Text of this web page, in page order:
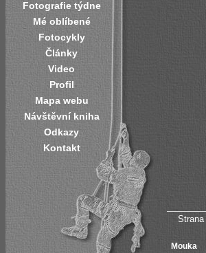
Fotografie týdne
Mé oblíbené
Fotocykly
Články
Video
Profil
Mapa webu
Návštěvní kniha
Odkazy
Kontakt
Strana
Mouka